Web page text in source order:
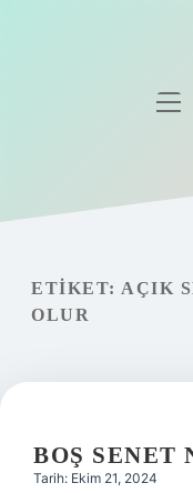
Gizlilik
Yasal Uyarı
ETIKET: AÇIK
OLUR
BOŞ
Tarih: Ekim 21, 2024